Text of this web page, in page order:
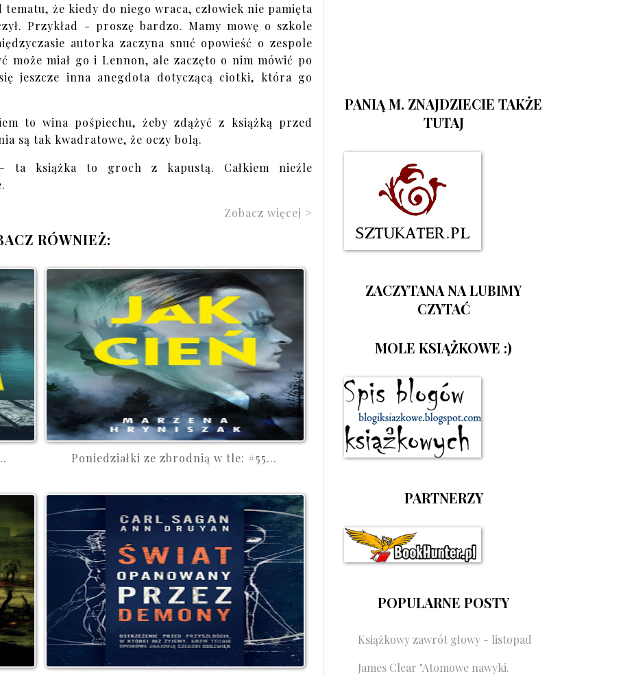
że kiedy do niego wraca, człowiek nie pamięta
Przykład - proszę bardzo. Mamy mowę o szkole
autorka zaczyna snuć opowieść o zespole
może miał go i Lennon, ale zaczęto o nim mówić po
jeszcze inna anegdota dotyczącą ciotki, która go
to wina pośpiechu, żeby zdążyć z książką przed
są tak kwadratowe, że oczy bolą.
ta książka to groch z kapustą. Całkiem nieźle
Zobacz więcej >
RÓWNIEŻ:
Poniedziałki ze zbrodnią w tle: #55...
PANIĄ M. ZNAJDZIECIE TAKŻE
TUTAJ
ZACZYTANA NA LUBIMY
CZYTAĆ
MOLE KSIĄŻKOWE :)
PARTNERZY
POPULARNE POSTY
Książkowy zawrót głowy - listopad
James Clear "Atomowe nawyki.